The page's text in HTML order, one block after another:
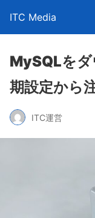
ITC Media
MySQLを
期設定から
ITC運営